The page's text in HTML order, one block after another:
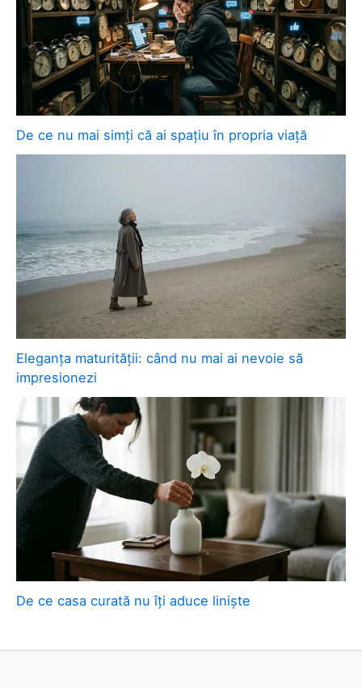
De ce nu mai simți că ai spațiu în propria viață
Eleganța maturității: când nu mai ai nevoie să
impresionezi
De ce casa curată nu îți aduce liniște